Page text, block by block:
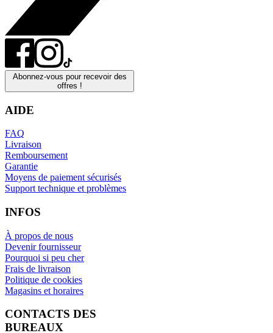
Abonnez-vous pour recevoir des
offres !
AIDE
FAQ
Livraison
Remboursement
Garantie
Moyens de paiement sécurisés
Support technique et problèmes
INFOS
À propos de nous
Devenir fournisseur
Pourquoi si peu cher
Frais de livraison
Politique de cookies
Magasins et horaires
CONTACTS DES
BUREAUX